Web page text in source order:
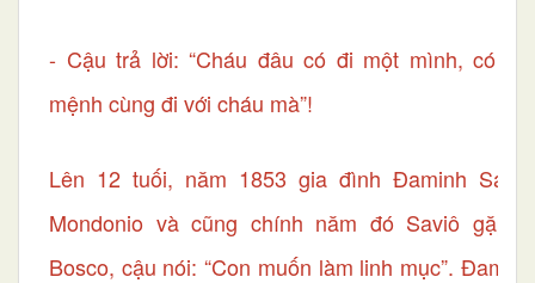
- Cậu trả lời: “Cháu đâu có đi một mình, có
mệnh cùng đi với cháu mà”!
Lên 12 tuối, năm 1853 gia đình Đaminh
Mondonio và cũng chính năm đó Saviô gặp
Bosco, cậu nói: “Con muốn làm linh mục”.